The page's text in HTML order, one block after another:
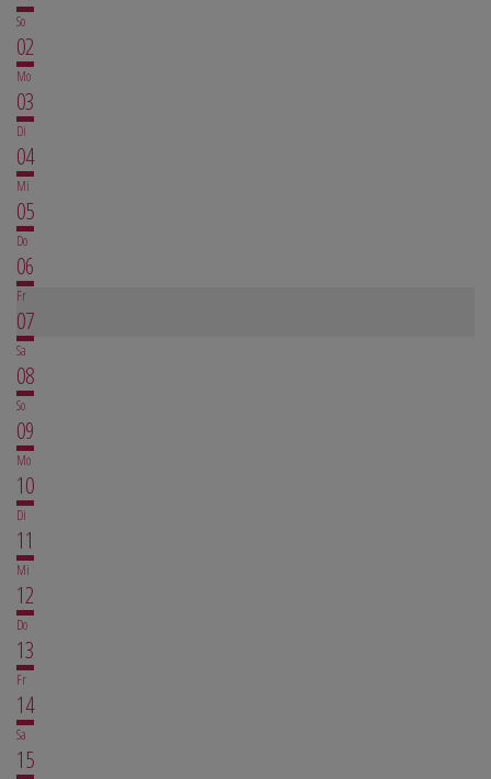
So
02
Mo
03
Di
04
Mi
05
Do
06
Fr
07
Sa
08
So
09
Mo
10
Di
11
Mi
12
Do
13
Fr
14
Sa
15